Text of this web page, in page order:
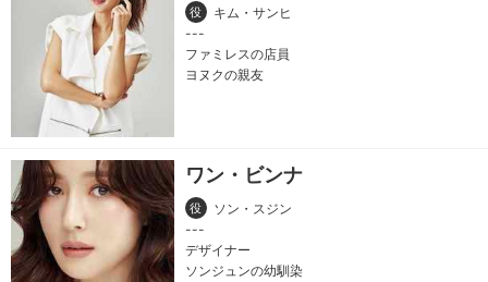
役 キム・サンヒ
ファミレスの店員
ヨヌクの親友
ワン・ビンナ
役 ソン・スジン
デザイナー
ソンジュンの幼馴染